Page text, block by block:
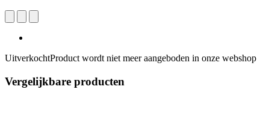
UitverkochtProduct wordt niet meer aangeboden in onze webshop
Vergelijkbare producten